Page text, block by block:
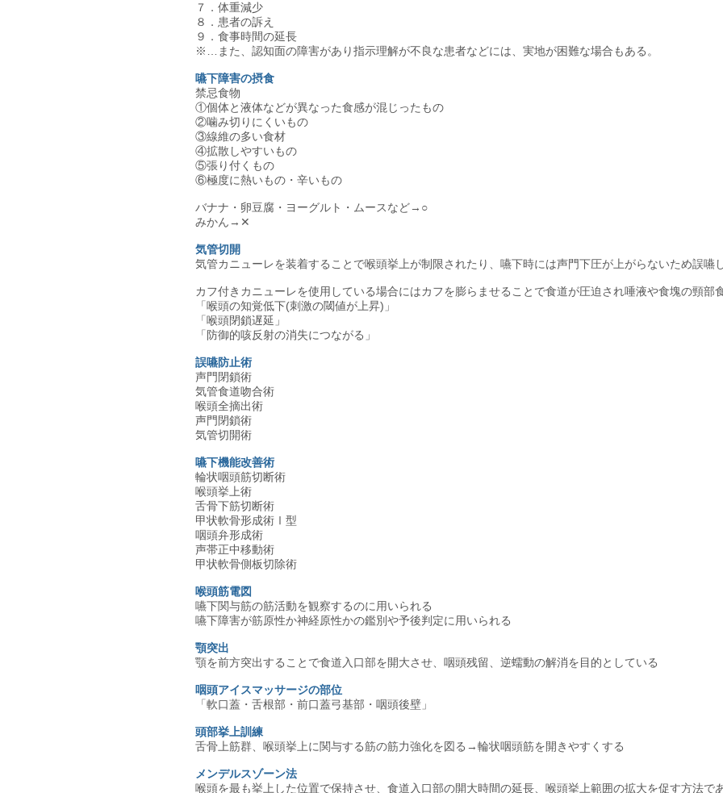
７．体重減少
８．患者の訴え
９．食事時間の延長
※…また、認知面の障害があり指示理解が不良な患者などには、実地が困難な場合もある。
嚥下障害の摂食
禁忌食物
①個体と液体などが異なった食感が混じったもの
②噛み切りにくいもの
③線維の多い食材
④拡散しやすいもの
⑤張り付くもの
⑥極度に熱いもの・辛いもの
バナナ・卵豆腐・ヨーグルト・ムースなど→○
みかん→✕
気管切開
気管カニューレを装着することで喉頭挙上が制限されたり、嚥下時には声門下圧が上がらないため誤嚥
カフ付きカニューレを使用している場合にはカフを膨らませることで食道が圧迫され唾液や食塊の頸部
「喉頭の知覚低下(刺激の閾値が上昇)」
「喉頭閉鎖遅延」
「防御的咳反射の消失につながる」
誤嚥防止術
声門閉鎖術
気管食道吻合術
喉頭全摘出術
声門閉鎖術
気管切開術
嚥下機能改善術
輪状咽頭筋切断術
喉頭挙上術
舌骨下筋切断術
甲状軟骨形成術Ⅰ型
咽頭弁形成術
声帯正中移動術
甲状軟骨側板切除術
喉頭筋電図
嚥下関与筋の筋活動を観察するのに用いられる
嚥下障害が筋原性か神経原性かの鑑別や予後判定に用いられる
顎突出
顎を前方突出することで食道入口部を開大させ、咽頭残留、逆蠕動の解消を目的としている
咽頭アイスマッサージの部位
「軟口蓋・舌根部・前口蓋弓基部・咽頭後壁」
頭部挙上訓練
舌骨上筋群、喉頭挙上に関与する筋の筋力強化を図る→輪状咽頭筋を開きやすくする
メンデルスゾーン法
喉頭を最も挙上した位置で保持させ、食道入口部の開大時間の延長、喉頭挙上範囲の拡大を促す方法で